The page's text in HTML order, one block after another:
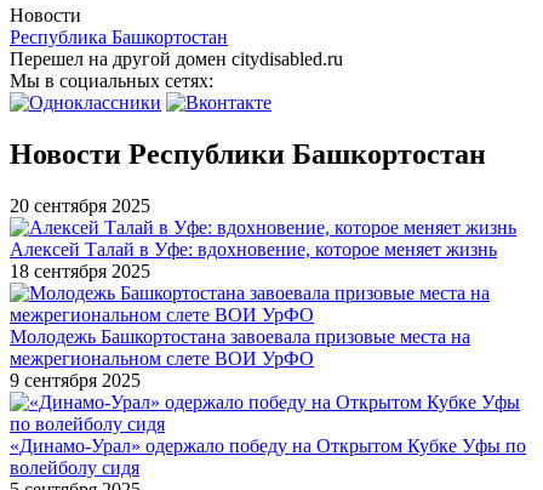
Новости
Республика Башкортостан
Перешел на другой домен citydisabled.ru
Мы в социальных сетях:
Новости Республики Башкортостан
20 сентября 2025
Алексей Талай в Уфе: вдохновение, которое меняет жизнь
18 сентября 2025
Молодежь Башкортостана завоевала призовые места на
межрегиональном слете ВОИ УрФО
9 сентября 2025
«Динамо-Урал» одержало победу на Открытом Кубке Уфы по
волейболу сидя